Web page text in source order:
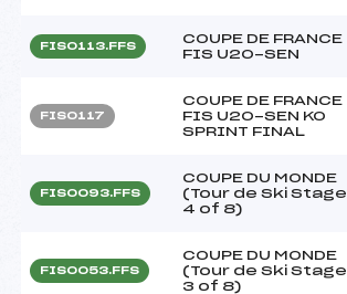
FIS0113.FFS
COUPE DE FRANCE
FIS U20-SEN
FIS0117
COUPE DE FRANCE
FIS U20-SEN KO
SPRINT FINAL
FIS0093.FFS
COUPE DU MONDE
(Tour de Ski Stage
4 of 8)
FIS0053.FFS
COUPE DU MONDE
(Tour de Ski Stage
3 of 8)